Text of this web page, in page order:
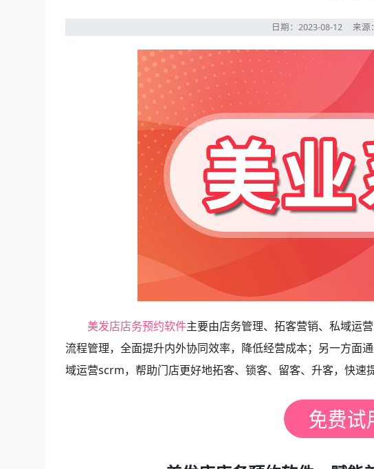
日期：2023-08-12来
美发店店务预约软件主要由店务管理、拓客营销、私域运
流程管理，全面提升内外协同效率，降低经营成本；另一方面
域运营scrm，帮助门店更好地拓客、锁客、留客、升客，快速